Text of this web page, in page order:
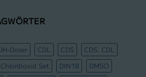
Doser CDL CDS
CDS. CDL
Chlordioxid Set DIN18
DMSO